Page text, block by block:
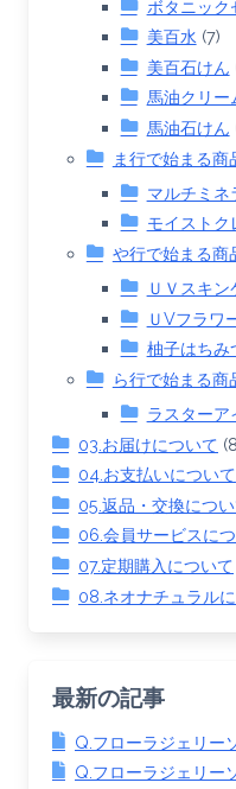
ボタニック
美百水 (7)
美百石けん
馬油クリー
馬油石けん
ま行で始まる商
マルチミネ
モイストク
や行で始まる商
ＵＶスキン
ＵVフラワ
柚子はちみ
ら行で始まる商
ラスターア
03.お届けについて
04.お支払いについて
05.返品・交換につ
06.会員サービスに
07.定期購入について
08.ネオナチュラル
最新の記事
Q.フローラジェリー
Q.フローラジェリー